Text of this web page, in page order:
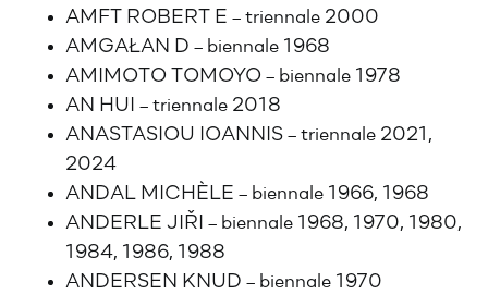
AMFT ROBERT E – triennale 2000
AMGAŁAN D – biennale 1968
AMIMOTO TOMOYO – biennale 1978
AN HUI – triennale 2018
ANASTASIOU IOANNIS – triennale 2021,
2024
ANDAL MICHÈLE – biennale 1966, 1968
ANDERLE JIŘI – biennale 1968, 1970, 1980,
1984, 1986, 1988
ANDERSEN KNUD – biennale 1970